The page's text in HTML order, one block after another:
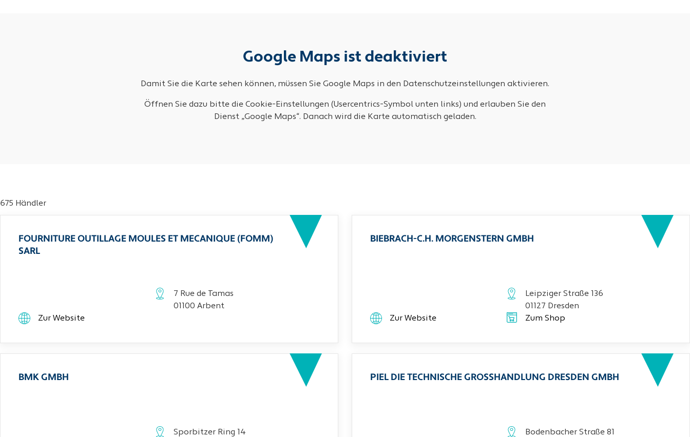
Google Maps ist deaktiviert
Damit Sie die Karte sehen können, müssen Sie Google Maps in den Datenschutzeinstellungen aktivieren.
Öffnen Sie dazu bitte die Cookie-Einstellungen (Usercentrics-Symbol unten links) und erlauben Sie den
Dienst „Google Maps“. Danach wird die Karte automatisch geladen.
675 Händler
FOURNITURE OUTILLAGE MOULES ET MECANIQUE (FOMM)
SARL
7 Rue de Tamas
01100 Arbent
Zur Website
BIEBRACH-C.H. MORGENSTERN GMBH
Leipziger Straße 136
01127 Dresden
Zur Website
Zum Shop
BMK GMBH
Sporbitzer Ring 14
PIEL DIE TECHNISCHE GROSSHANDLUNG DRESDEN GMBH
Bodenbacher Straße 81